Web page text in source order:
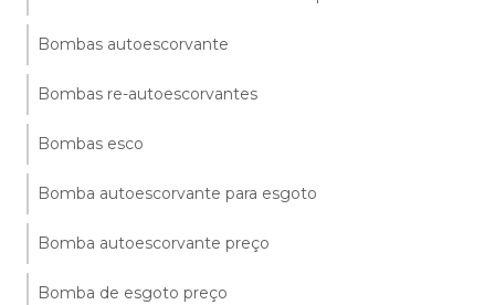
Bombas autoescorvante
Bombas re-autoescorvantes
Bombas esco
Bomba autoescorvante para esgoto
Bomba autoescorvante preço
Bomba de esgoto preço